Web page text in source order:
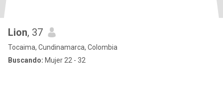
Lion, 37
Tocaima, Cundinamarca, Colombia
Buscando: Mujer 22 - 32